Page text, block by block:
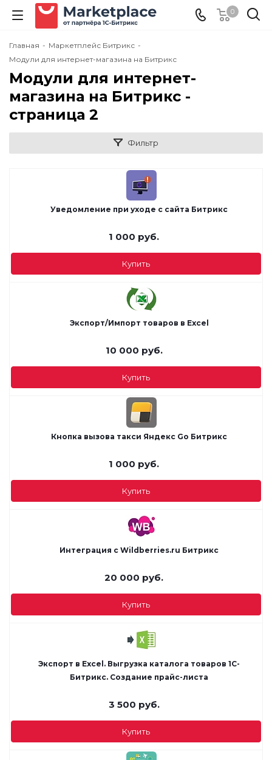
0
Главная - Маркетплейс Битрикс -
Модули для интернет-магазина на Битрикс
Модули для интернет-
магазина на Битрикс -
cтраница 2
Фильтр
Уведомление при уходе с сайта Битрикс
1 000 руб.
Купить
Экспорт/Импорт товаров в Excel
10 000 руб.
Купить
Кнопка вызова такси Яндекс Go Битрикс
1 000 руб.
Купить
Интеграция с Wildberries.ru Битрикс
20 000 руб.
Купить
Экспорт в Excel. Выгрузка каталога товаров 1С-
Битрикс. Создание прайс-листа
3 500 руб.
Купить